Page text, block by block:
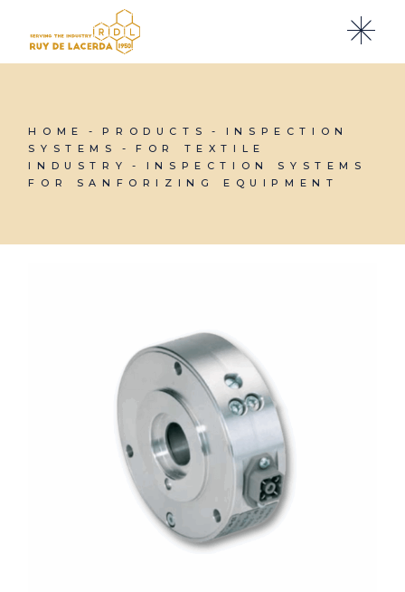
content
HOME PRODUCTS
INSPECTION
SYSTEMS
FOR TEXTILE
INDUSTRY
INSPECTION SYSTEMS
FOR SANFORIZING EQUIPMENT